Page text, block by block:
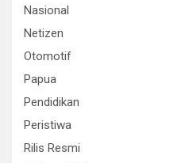
Nasional
Netizen
Otomotif
Papua
Pendidikan
Peristiwa
Rilis Resmi